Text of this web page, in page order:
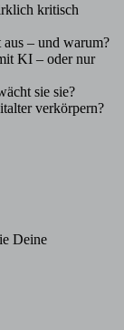
kritisch
– und warum?
KI – oder nur
sie sie?
verkörpern?
Deine